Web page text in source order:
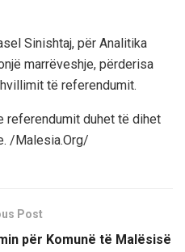
Sinishtaj, për Analitika
marrëveshje, përderisa
të referendumit.
referendumit duhet të dihet
/Malesia.Org/
Post
për Komunë të Malësisë